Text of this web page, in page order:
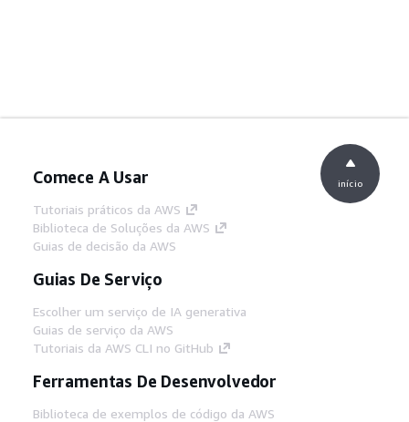
Comece A Usar
Tutoriais práticos da AWS
Biblioteca de Soluções da AWS
Guias de decisão da AWS
Guias De Serviço
Escolher um serviço de IA generativa
Guias de serviço da AWS
Tutoriais da AWS CLI no GitHub
Ferramentas De Desenvolvedor
Biblioteca de exemplos de código da AWS
início